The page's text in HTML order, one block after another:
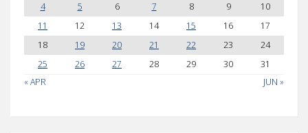
« APR JUN »
4
5 6 7 8 9
10
11
12 13 14 15 16
17
18
19 20 21 22 23
24
25
26 27 28 29 30 31